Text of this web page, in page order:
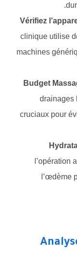
Vérifiez
clinique
machines
Budget
cruciaux pour